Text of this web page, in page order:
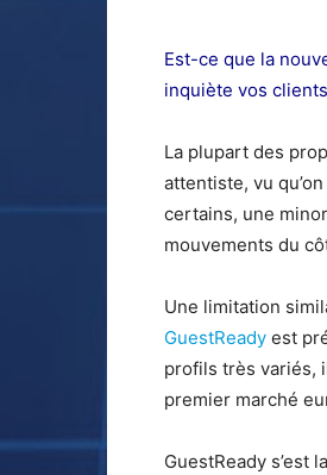
Est-ce que la
inquiète vos
La plupart des
attentiste, vu
certains, une
mouvements du
Une limitation
GuestReady est
profils très variés,
premier marché
GuestReady s’est